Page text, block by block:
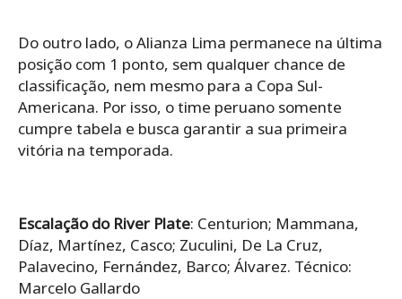
Do outro lado, o Alianza Lima permanece na última
posição com 1 ponto, sem qualquer chance de
classificação, nem mesmo para a Copa Sul-
Americana. Por isso, o time peruano somente
cumpre tabela e busca garantir a sua primeira
vitória na temporada.
Escalação do River Plate: Centurion; Mammana,
Díaz, Martínez, Casco; Zuculini, De La Cruz,
Palavecino, Fernández, Barco; Álvarez. Técnico:
Marcelo Gallardo